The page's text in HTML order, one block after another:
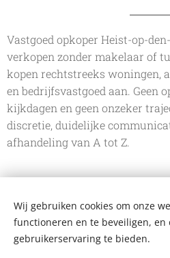
Vastgoed opkoper Heist-op-
verkopen zonder makelaar of
kopen rechtstreeks woningen,
en bedrijfsvastgoed aan. Geen
kijkdagen en geen onzeker
discretie, duidelijke
afhandeling van A tot Z.
De
Bergstraat 109 A, 2220
+32 499 102
Wij gebruiken cookies om onze
functioneren en te beveiligen, en
gebruikerservaring te bieden.